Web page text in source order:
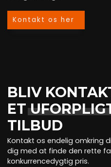
Kontakt os her
BLIV
ET
TILBUD
Kontakt os endelig omkring
dig med at finde den rette
konkurrencedygtig pris.